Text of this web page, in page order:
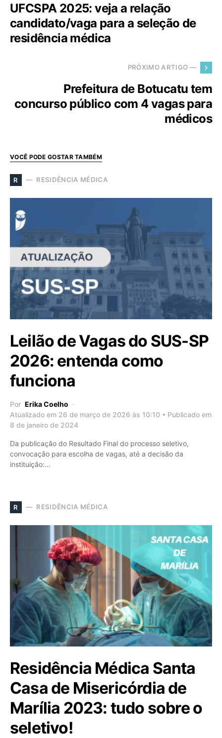
UFCSPA 2025: veja a relação
candidato/vaga para a seleção de
residência médica
PRÓXIMO ARTIGO —
Prefeitura de Botucatu tem
concurso público com 4 vagas para
médicos
VOCÊ PODE GOSTAR TAMBÉM
R RESIDÊNCIA MÉDICA
Leilão de Vagas do SUS-SP
2026: entenda como
funciona
Por Erika Coelho
Atualizado em 26 de março de 2026 às 10:10 • Publicado em
8 de janeiro de 2024
Da publicação do Resultado Final do processo seletivo,
convocação para escolha de vagas, até a decisão da
instituição:…
R RESIDÊNCIA MÉDICA
Residência Médica Santa
Casa de Misericórdia de
Marília 2023: tudo sobre o
seletivo!